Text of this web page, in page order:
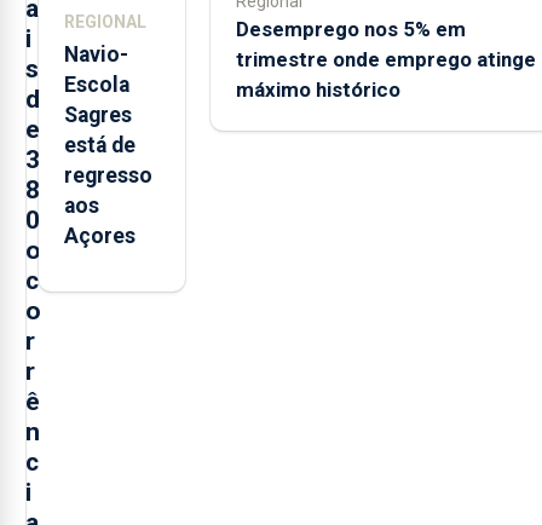
a
i
s
d
e
3
8
0
o
c
o
r
r
ê
n
c
i
REGIONAL
Navio-
Escola
Sagres
está de
regresso
aos
Açores
Desemprego nos 5% em
trimestre onde emprego atinge
máximo histórico